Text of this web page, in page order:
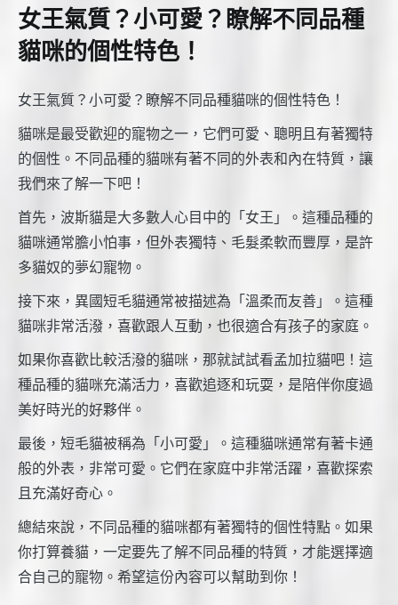
女王氣質？小可愛？瞭解不同品種
貓咪的個性特色！
女王氣質？小可愛？瞭解不同品種貓咪的個性特色！
貓咪是最受歡迎的寵物之一，它們可愛、聰明且有著獨特
的個性。不同品種的貓咪有著不同的外表和內在特質，讓
我們來了解一下吧！
首先，波斯貓是大多數人心目中的「女王」。這種品種的
貓咪通常膽小怕事，但外表獨特、毛髮柔軟而豐厚，是許
多貓奴的夢幻寵物。
接下來，異國短毛貓通常被描述為「溫柔而友善」。這種
貓咪非常活潑，喜歡跟人互動，也很適合有孩子的家庭。
如果你喜歡比較活潑的貓咪，那就試試看孟加拉貓吧！這
種品種的貓咪充滿活力，喜歡追逐和玩耍，是陪伴你度過
美好時光的好夥伴。
最後，短毛貓被稱為「小可愛」。這種貓咪通常有著卡通
般的外表，非常可愛。它們在家庭中非常活躍，喜歡探索
且充滿好奇心。
總結來說，不同品種的貓咪都有著獨特的個性特點。如果
你打算養貓，一定要先了解不同品種的特質，才能選擇適
合自己的寵物。希望這份內容可以幫助到你！